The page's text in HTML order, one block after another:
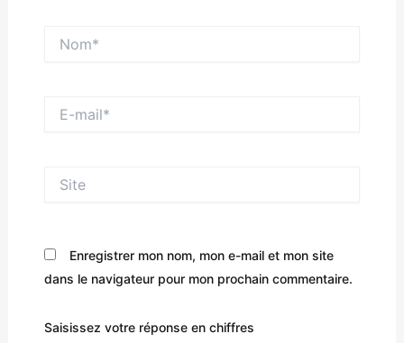
mail*
Enregistrer mon nom, mon e-mail et mon site
dans le navigateur pour mon prochain commentaire.
Saisissez votre réponse en chiffres